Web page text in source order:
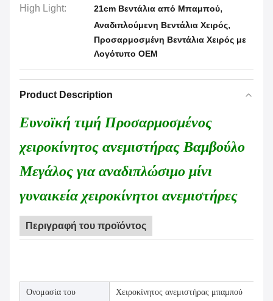
High Light: 21cm Βεντάλια από Μπαμπού,
Αναδιπλούμενη Βεντάλια Χειρός,
Προσαρμοσμένη Βεντάλια Χειρός με
Λογότυπο OEM
Product Description
Ευνοϊκή τιμή Προσαρμοσμένος
χειροκίνητος ανεμιστήρας Βαμβούλο
Μεγάλος για αναδιπλώσιμο μίνι
γυναικεία χειροκίνητοι ανεμιστήρες
Περιγραφή του προϊόντος
Ονομασία του
Χειροκίνητος ανεμιστήρας μπαμπού